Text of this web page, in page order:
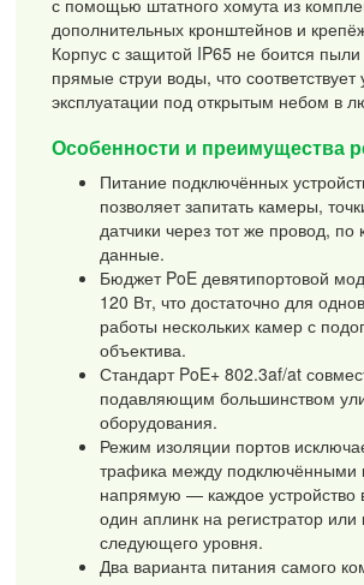
с помощью штатного хомута из
дополнительных кронштейнов и
Корпус с защитой IP65 не боится
прямые струи воды, что соответствует
эксплуатации под открытым небом в
Особенности и преимущества
Питание подключённых
позволяет запитать камеры,
датчики через тот же провод, по
данные.
Бюджет PoE девятипортовой
120 Вт, что достаточно для
работы нескольких камер с
объектива.
Стандарт PoE+ 802.3af/at
подавляющим большинством
оборудования.
Режим изоляции портов
трафика между подключёнными
напрямую — каждое устройство
один аплинк на регистратор или
следующего уровня.
Два варианта питания самого